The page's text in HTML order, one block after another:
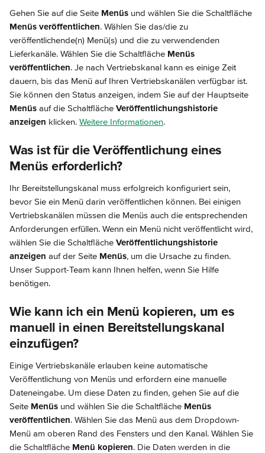
Gehen Sie auf die Seite Menüs und wählen Sie die Schaltfläche
Menüs veröffentlichen. Wählen Sie das/die zu
veröffentlichende(n) Menü(s) und die zu verwendenden
Lieferkanäle. Wählen Sie die Schaltfläche Menüs
veröffentlichen. Je nach Vertriebskanal kann es einige Zeit
dauern, bis das Menü auf Ihren Vertriebskanälen verfügbar ist.
Sie können den Status anzeigen, indem Sie auf der Hauptseite
Menüs auf die Schaltfläche Veröffentlichungshistorie
anzeigen klicken. Weitere Informationen.
Was ist für die Veröffentlichung eines
Menüs erforderlich?
Ihr Bereitstellungskanal muss erfolgreich konfiguriert sein,
bevor Sie ein Menü darin veröffentlichen können. Bei einigen
Vertriebskanälen müssen die Menüs auch die entsprechenden
Anforderungen erfüllen. Wenn ein Menü nicht veröffentlicht wird,
wählen Sie die Schaltfläche Veröffentlichungshistorie
anzeigen auf der Seite Menüs, um die Ursache zu finden.
Unser Support-Team kann Ihnen helfen, wenn Sie Hilfe
benötigen.
Wie kann ich ein Menü kopieren, um es
manuell in einen Bereitstellungskanal
einzufügen?
Einige Vertriebskanäle erlauben keine automatische
Veröffentlichung von Menüs und erfordern eine manuelle
Dateneingabe. Um diese Daten zu finden, gehen Sie auf die
Seite Menüs und wählen Sie die Schaltfläche Menüs
veröffentlichen. Wählen Sie das Menü aus dem Dropdown-
Menü am oberen Rand des Fensters und den Kanal. Wählen Sie
die Schaltfläche Menü kopieren. Die Daten werden in die